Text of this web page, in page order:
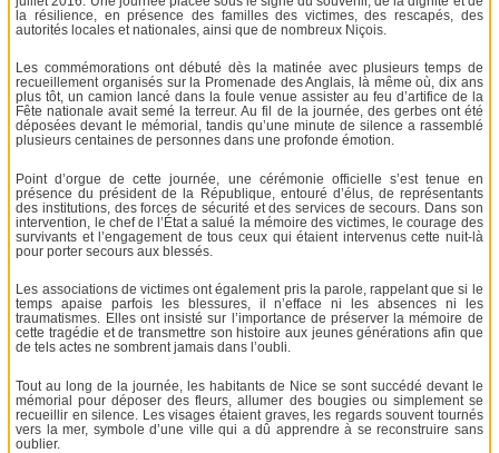
la résilience, en présence des familles des victimes, des rescapés, des
autorités locales et nationales, ainsi que de nombreux Niçois.
Les commémorations ont débuté dès la matinée avec plusieurs temps de
recueillement organisés sur la Promenade des Anglais, là même où, dix ans
plus tôt, un camion lancé dans la foule venue assister au feu d’artifice de la
Fête nationale avait semé la terreur. Au fil de la journée, des gerbes ont été
déposées devant le mémorial, tandis qu’une minute de silence a rassemblé
plusieurs centaines de personnes dans une profonde émotion.
Point d’orgue de cette journée, une cérémonie officielle s’est tenue en
présence du président de la République, entouré d’élus, de représentants
des institutions, des forces de sécurité et des services de secours. Dans son
intervention, le chef de l’État a salué la mémoire des victimes, le courage des
survivants et l’engagement de tous ceux qui étaient intervenus cette nuit-là
pour porter secours aux blessés.
Les associations de victimes ont également pris la parole, rappelant que si le
temps apaise parfois les blessures, il n’efface ni les absences ni les
traumatismes. Elles ont insisté sur l’importance de préserver la mémoire de
cette tragédie et de transmettre son histoire aux jeunes générations afin que
de tels actes ne sombrent jamais dans l’oubli.
Tout au long de la journée, les habitants de Nice se sont succédé devant le
mémorial pour déposer des fleurs, allumer des bougies ou simplement se
recueillir en silence. Les visages étaient graves, les regards souvent tournés
vers la mer, symbole d’une ville qui a dû apprendre à se reconstruire sans
oublier.